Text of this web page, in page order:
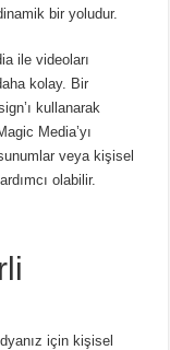
bir yoludur.
ile videoları
kolay. Bir
kullanarak
Media’yı
veya kişisel
olabilir.
için kişisel